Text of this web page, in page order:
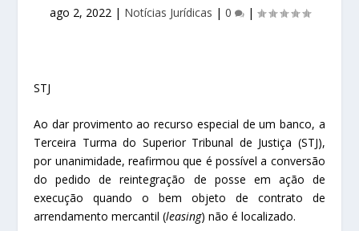
ago 2, 2022| Notícias Jurídicas | 0 |
STJ
Ao dar provimento aorecurso especial de um banco, a
Terceira Turma do Superior Tribunal de Justiça (STJ),
por unanimidade, reafirmou que é possível a conversão
do pedido de reintegração de posse em ação de
execução quando o bem objeto de contrato de
arrendamento mercantil (leasing) não é localizado.